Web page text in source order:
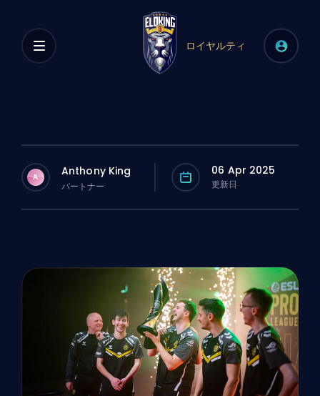
ロイヤルティ
A Anthony King
パートナー
06 Apr 2025
更新日